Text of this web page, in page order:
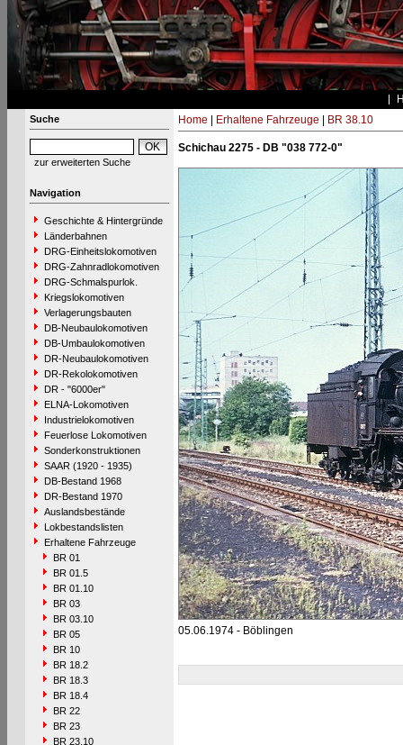
Suche
zur erweiterten Suche
Navigation
Geschichte & Hintergründe
Länderbahnen
DRG-Einheitslokomotiven
DRG-Zahnradlokomotiven
DRG-Schmalspurlok.
Kriegslokomotiven
Verlagerungsbauten
DB-Neubaulokomotiven
DB-Umbaulokomotiven
DR-Neubaulokomotiven
DR-Rekolokomotiven
DR - "6000er"
ELNA-Lokomotiven
Industrielokomotiven
Feuerlose Lokomotiven
Sonderkonstruktionen
SAAR (1920 - 1935)
DB-Bestand 1968
DR-Bestand 1970
Auslandsbestände
Lokbestandslisten
Erhaltene Fahrzeuge
BR 01
BR 01.5
BR 01.10
BR 03
BR 03.10
BR 05
BR 10
BR 18.2
BR 18.3
BR 18.4
BR 22
BR 23
BR 23.10
Home Erhaltene Fahrzeuge BR 38.10
Schichau 2275 - DB "038 772-0"
05.06.1974 - Böblingen